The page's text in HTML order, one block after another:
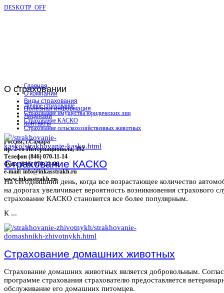
DESKOTP_OFF
О страховании
Личное страхование
Страхование имущества юридических лиц
Страхование КАСКО
Страхование сельскохозяйственных животных
Россия, г.Самара
пр. 2-го Интернационала, 392
Телефон (846) 070-11-14
Факс (846) 070-23-96
e-mail: info@inkasstrakh.ru
www.inkasstrakh.ru
Главная
О компании
Виды страхования
Полезная информация
Лицензии
Контакты
Страхование КАСКО
На сегодняшний день, когда все возрастающее количество
на дорогах увеличивает вероятность возникновения страхового
страхование КАСКО становится все более популярным.
К ...
Страхование домашних животных
Страхование домашних животных является добровольным.
программе страхования страхователю предоставляется
обслуживание его домашних питомцев.